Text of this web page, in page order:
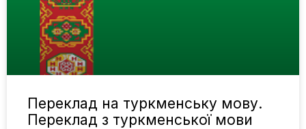
Переклад на туркменську мову.
Переклад з туркменської мови